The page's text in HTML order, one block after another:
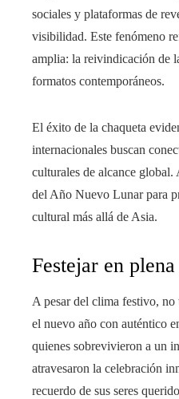
sociales y plataformas de
visibilidad. Este fenómeno
amplia: la reivindicación de
formatos contemporáneos.
El éxito de la chaqueta
internacionales buscan
culturales de alcance global.
del Año Nuevo Lunar para
cultural más allá de Asia.
Festejar en
A pesar del clima festivo,
el nuevo año con auténtico
quienes sobrevivieron a un
atravesaron la celebración
recuerdo de sus seres